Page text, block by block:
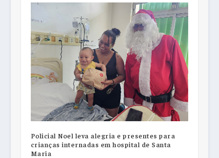
Policial Noel leva alegria e presentes para
crianças internadas em hospital de Santa
Maria